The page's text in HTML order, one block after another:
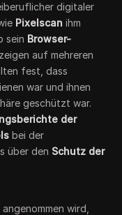
digitaler
Pixelscan ihm
sein Browser-
auf mehreren
fest, dass
war und ihnen
geschützt war.
der
bei der
über den Schutz der
wird,